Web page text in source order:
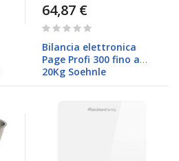
64,87 €
Rating:
Bilancia elettronica
Page Profi 300 fino a
20Kg Soehnle